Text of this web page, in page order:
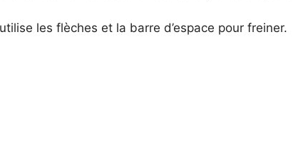
les flèches et la barre d’espace pour freiner.